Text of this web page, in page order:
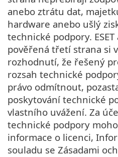
anebo ztrátu dat,
hardware anebo ušlý
technické podpory.
pověřená třetí strana si
rozhodnutí, že řešený
rozsah technické
právo odmítnout,
poskytování technické
vlastního uvážení. Za
technické podpory
informace o licenci,
souladu se Zásadami